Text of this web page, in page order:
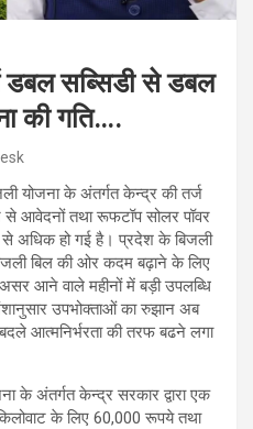
डबल सब्सिडी से डबल
की गति….
योजना के अंतर्गत केन्द्र की तर्ज
से आवेदनों तथा रूफटॉप सोलर पॉवर
से अधिक हो गई है। प्रदेश के बिजली
बिल की ओर कदम बढ़ाने के लिए
आने वाले महीनों में बड़ी उपलब्धि
उपभोक्ताओं का रुझान अब
आत्मनिर्भरता की तरफ बढने लगा
के अंतर्गत केन्द्र सरकार द्वारा एक
के लिए 60,000 रूपये तथा